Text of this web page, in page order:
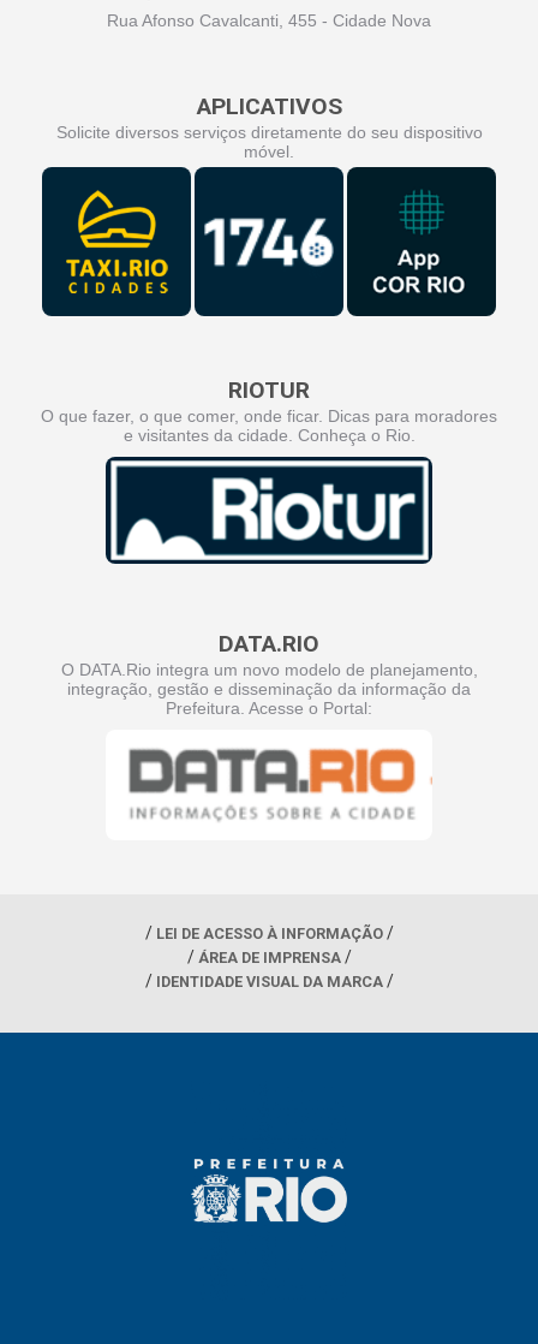
Rua Afonso Cavalcanti, 455 - Cidade Nova
APLICATIVOS
Solicite diversos serviços diretamente do seu dispositivo
móvel.
RIOTUR
O que fazer, o que comer, onde ficar. Dicas para moradores
e visitantes da cidade. Conheça o Rio.
DATA.RIO
O DATA.Rio integra um novo modelo de planejamento,
integração, gestão e disseminação da informação da
Prefeitura. Acesse o Portal:
LEI DE ACESSO À INFORMAÇÃO
ÁREA DE IMPRENSA
IDENTIDADE VISUAL DA MARCA